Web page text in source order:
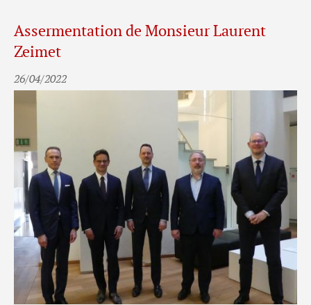
Assermentation de Monsieur Laurent
Zeimet
26/04/2022